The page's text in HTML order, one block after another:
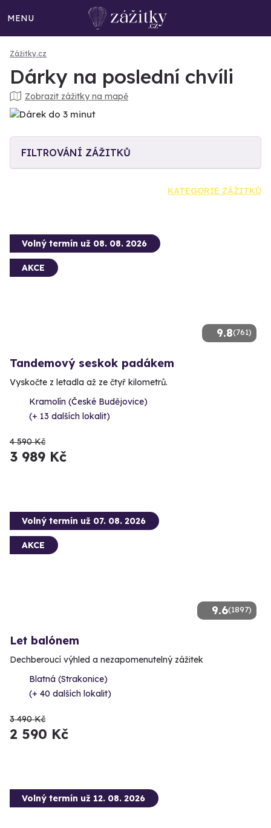
MENU
Zážitky.cz
Dárky na poslední chvíli
Zobrazit zážitky na mapě
FILTROVÁNÍ ZÁŽITKŮ
KATEGORIE ZÁŽITKŮ
9.8(761)
Volný termín už 08. 08. 2026
AKCE
Tandemový seskok padákem
Vyskočte z letadla až ze čtyř kilometrů.
Kramolín (České Budějovice)
(+ 13 dalších lokalit)
4 590 Kč
3 989 Kč
9.6(1897)
Volný termín už 07. 08. 2026
AKCE
Let balónem
Dechberoucí výhled a nezapomenutelný zážitek
Blatná (Strakonice)
(+ 40 dalších lokalit)
3 490 Kč
2 590 Kč
Volný termín už 12. 08. 2026